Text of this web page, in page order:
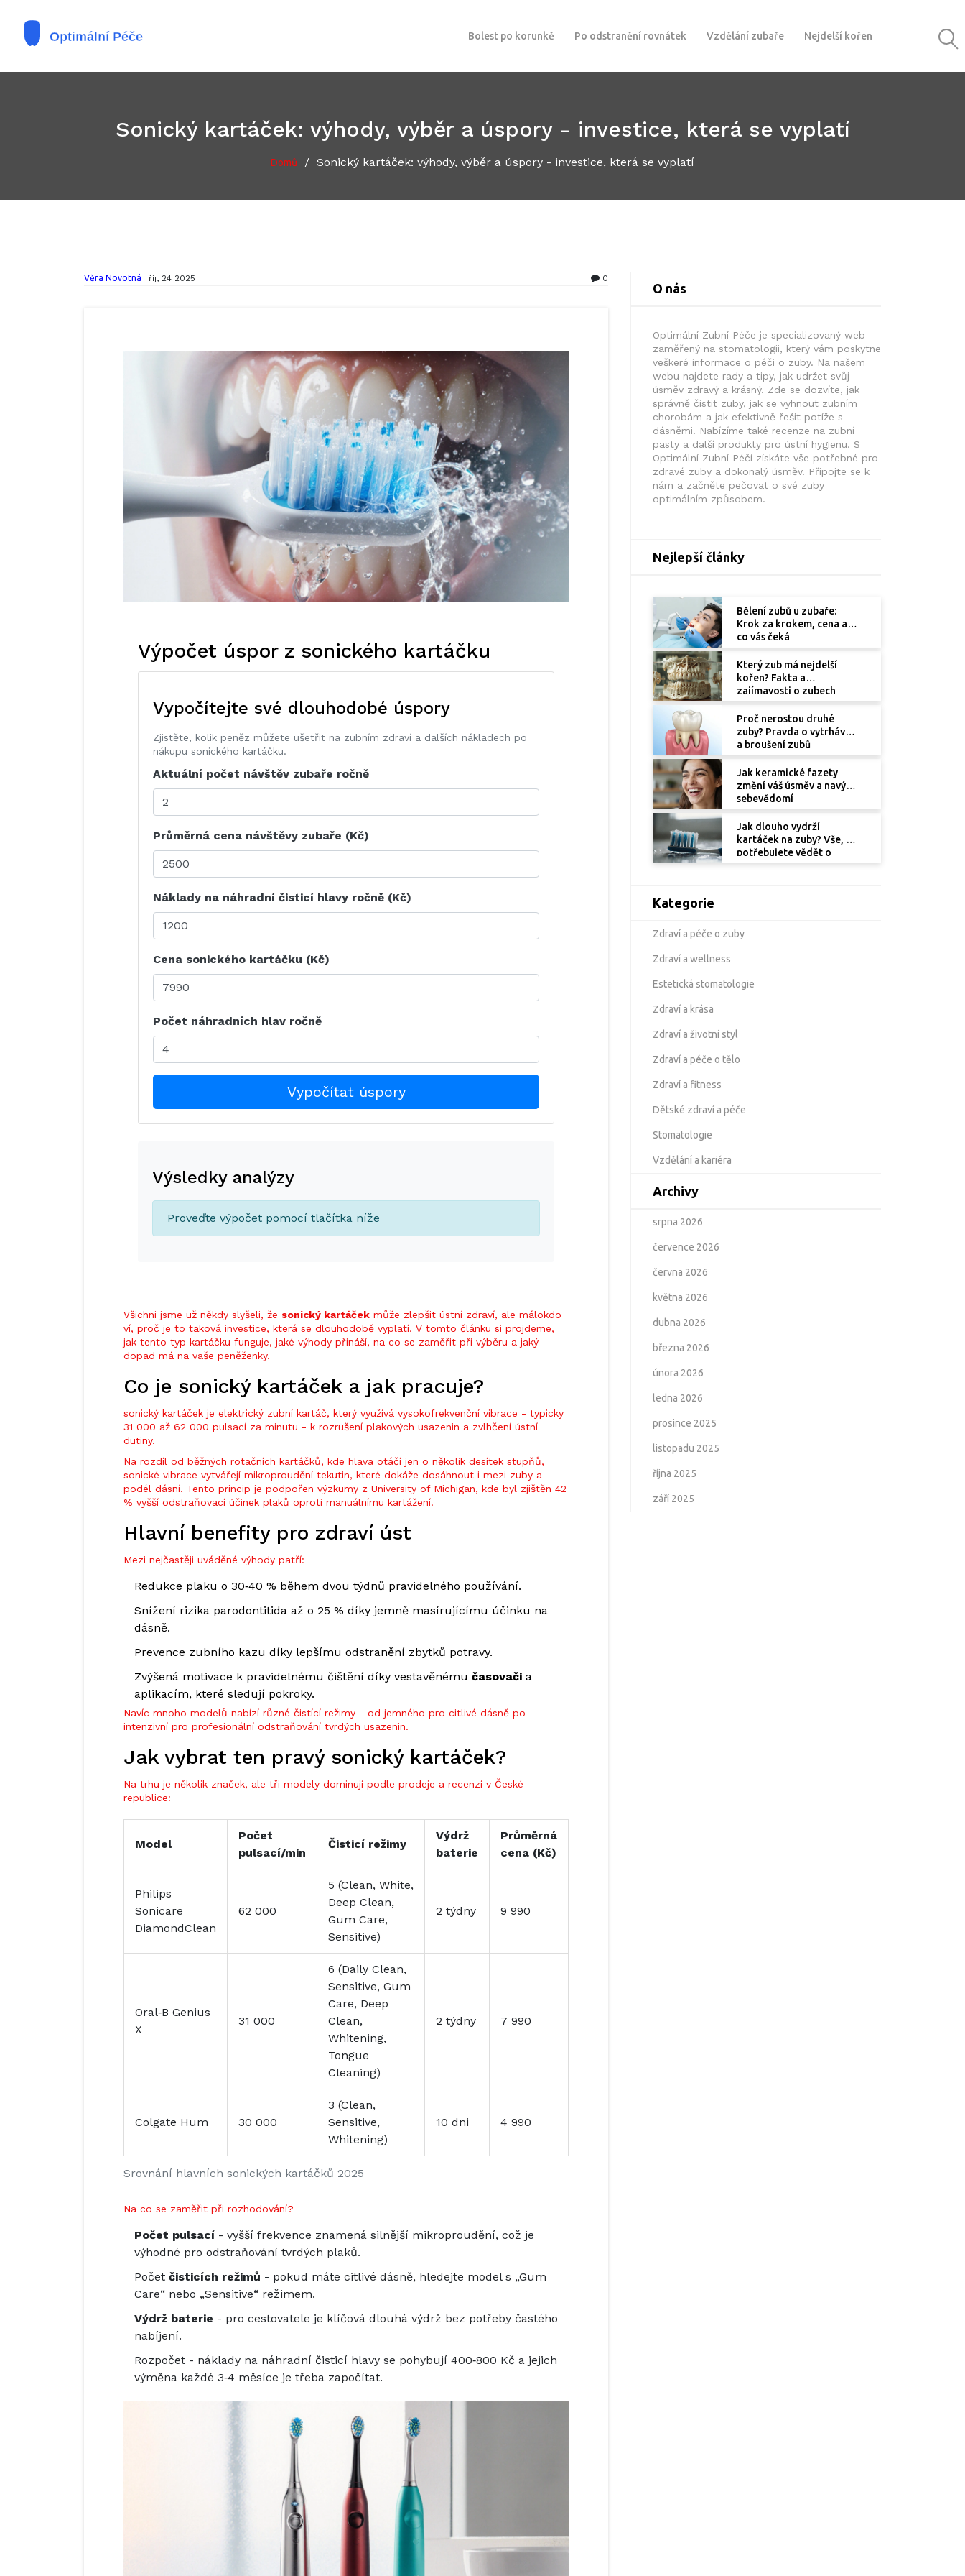
Bolest po korunkě Po odstranění rovnátek Vzdělání zubaře Nejdelší kořen
Sonický kartáček: výhody, výběr a úspory - investice, která se vyplatí
Domů / Sonický kartáček: výhody, výběr a úspory - investice, která se vyplatí
Věra Novotná říj, 24 2025 0
Výpočet úspor z sonického kartáčku
Vypočítejte své dlouhodobé úspory
Zjistěte, kolik peněz můžete ušetřit na zubním zdraví a dalších nákladech po
nákupu sonického kartáčku.
Aktuální počet návštěv zubaře ročně
Průměrná cena návštěvy zubaře (Kč)
Náklady na náhradní čisticí hlavy ročně (Kč)
Cena sonického kartáčku (Kč)
Počet náhradních hlav ročně
Vypočítat úspory
Výsledky analýzy
Proveďte výpočet pomocí tlačítka níže
Všichni jsme už někdy slyšeli, že sonický kartáček může zlepšit ústní zdraví, ale málokdo
ví, proč je to taková investice, která se dlouhodobě vyplatí. V tomto článku si projdeme,
jak tento typ kartáčku funguje, jaké výhody přináší, na co se zaměřit při výběru a jaký
dopad má na vaše peněženky.
Co je sonický kartáček a jak pracuje?
sonický kartáček je elektrický zubní kartáč, který využívá vysokofrekvenční vibrace - typicky
31 000 až 62 000 pulsací za minutu - k rozrušení plakových usazenin a zvlhčení ústní
dutiny.
Na rozdíl od běžných rotačních kartáčků, kde hlava otáčí jen o několik desítek stupňů,
sonické vibrace vytvářejí mikroproudění tekutin, které dokáže dosáhnout i mezi zuby a
podél dásní. Tento princip je podpořen výzkumy z University of Michigan, kde byl zjištěn 42
% vyšší odstraňovací účinek plaků oproti manuálnímu kartážení.
Hlavní benefity pro zdraví úst
Mezi nejčastěji uváděné výhody patří:
Redukce plaku o 30‑40 % během dvou týdnů pravidelného používání.
Snížení rizika parodontitida až o 25 % díky jemně masírujícímu účinku na
dásně.
Prevence zubního kazu díky lepšímu odstranění zbytků potravy.
Zvýšená motivace k pravidelnému čištění díky vestavěnému časovači a
aplikacím, které sledují pokroky.
Navíc mnoho modelů nabízí různé čistící režimy - od jemného pro citlivé dásně po
intenzivní pro profesionální odstraňování tvrdých usazenin.
Jak vybrat ten pravý sonický kartáček?
Na trhu je několik značek, ale tři modely dominují podle prodeje a recenzí v České
republice:
Srovnání hlavních sonických kartáčků 2025
Model
Počet
pulsací/min
Čisticí režimy
Výdrž
baterie
Průměrná
cena (Kč)
Philips
Sonicare
DiamondClean
62 000
5 (Clean, White,
Deep Clean,
Gum Care,
Sensitive)
2 týdny 9 990
Oral‑B Genius
X
31 000
6 (Daily Clean,
Sensitive, Gum
Care, Deep
Clean,
Whitening,
Tongue
Cleaning)
2 týdny 7 990
Colgate Hum 30 000
3 (Clean,
Sensitive,
Whitening)
10 dni 4 990
Na co se zaměřit při rozhodování?
Počet pulsací - vyšší frekvence znamená silnější mikroproudění, což je
výhodné pro odstraňování tvrdých plaků.
Počet čisticích režimů - pokud máte citlivé dásně, hledejte model s „Gum
Care“ nebo „Sensitive“ režimem.
Výdrž baterie - pro cestovatele je klíčová dlouhá výdrž bez potřeby častého
nabíjení.
Rozpočet - náklady na náhradní čisticí hlavy se pohybují 400‑800 Kč a jejich
výměna každé 3‑4 měsíce je třeba započítat.
O nás
Optimální Zubní Péče je specializovaný web
zaměřený na stomatologii, který vám poskytne
veškeré informace o péči o zuby. Na našem
webu najdete rady a tipy, jak udržet svůj
úsměv zdravý a krásný. Zde se dozvíte, jak
správně čistit zuby, jak se vyhnout zubním
chorobám a jak efektivně řešit potíže s
dásněmi. Nabízíme také recenze na zubní
pasty a další produkty pro ústní hygienu. S
Optimální Zubní Péčí získáte vše potřebné pro
zdravé zuby a dokonalý úsměv. Připojte se k
nám a začněte pečovat o své zuby
optimálním způsobem.
Nejlepší články
Bělení zubů u zubaře:
Krok za krokem, cena a
co vás čeká
Který zub má nejdelší
kořen? Fakta a
zajímavosti o zubech
Proč nerostou druhé
zuby? Pravda o vytrhávání
a broušení zubů
Jak keramické fazety
změní váš úsměv a navýší
sebevědomí
Jak dlouho vydrží
kartáček na zuby? Vše, co
potřebujete vědět o
výměně zubního kartáčku
Kategorie
Zdraví a péče o zuby
Zdraví a wellness
Estetická stomatologie
Zdraví a krása
Zdraví a životní styl
Zdraví a péče o tělo
Zdraví a fitness
Dětské zdraví a péče
Stomatologie
Vzdělání a kariéra
Archivy
srpna 2026
července 2026
června 2026
května 2026
dubna 2026
března 2026
února 2026
ledna 2026
prosince 2025
listopadu 2025
října 2025
září 2025